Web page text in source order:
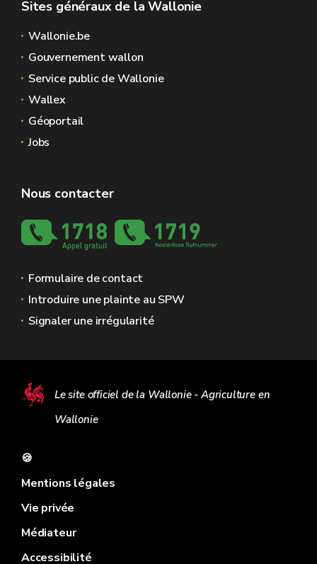
Sites généraux de la Wallonie
Wallonie.be
Gouvernement wallon
Service public de Wallonie
Wallex
Géoportail
Jobs
Nous contacter
Formulaire de contact
Introduire une plainte au SPW
Signaler une irrégularité
Le site officiel de la Wallonie - Agriculture en
Wallonie
🍪
Mentions légales
Vie privée
Médiateur
Accessibilité